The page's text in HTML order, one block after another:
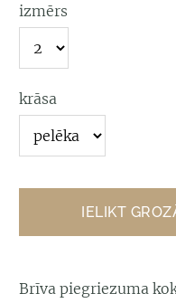
izmērs
krāsa
IELIKT
Brīva piegriezuma